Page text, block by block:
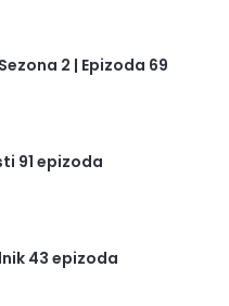
2 | Epizoda 69
91 epizoda
43 epizoda